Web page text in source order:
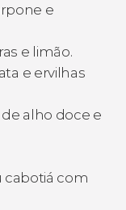
e
e limão.
e ervilhas
alho doce e
com